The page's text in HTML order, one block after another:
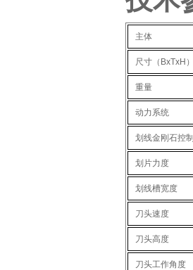
主体
尺寸（BxTxH
重量
动力系统
划线金刚石控
划片力度
划线槽宽度
刀头速度
刀头高度
刀头工作角度